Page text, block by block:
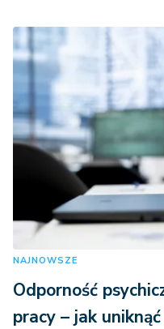
NAJNOWSZE
Odporność
pracy – jak